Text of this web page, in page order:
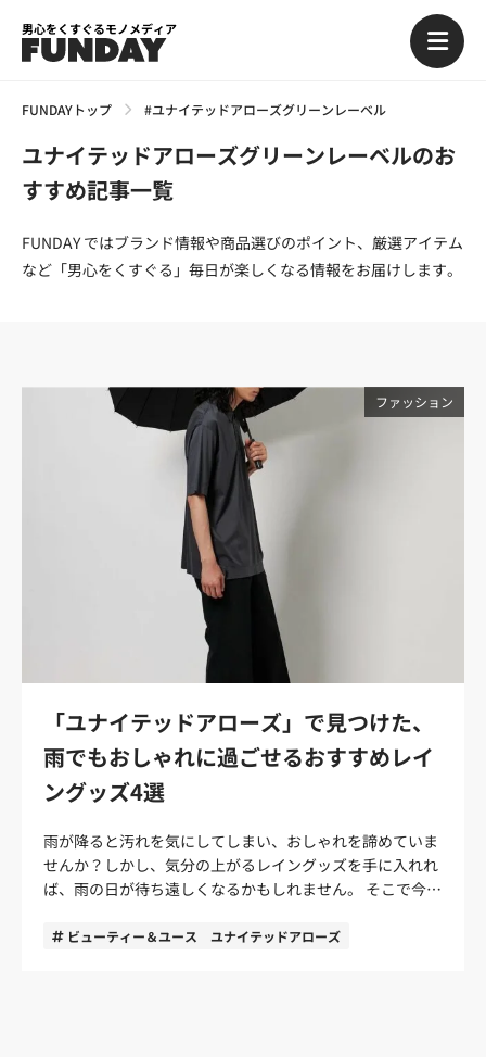
男心をくすぐるモノメディア
FUNDAYトップ #ユナイテッドアローズグリーンレーベル
ユナイテッドアローズグリーンレーベルのお
すすめ記事一覧
FUNDAY ではブランド情報や商品選びのポイント、厳選アイテム
など「男心をくすぐる」毎日が楽しくなる情報をお届けします。
ファッション
「ユナイテッドアローズ」で見つけた、
雨でもおしゃれに過ごせるおすすめレイ
ングッズ4選
雨が降ると汚れを気にしてしまい、おしゃれを諦めていま
せんか？しかし、気分の上がるレイングッズを手に入れれ
ば、雨の日が待ち遠しくなるかもしれません。 そこで今回
発信されているレイングッズを紹介しますので、ぜひ、雨
ビューティー＆ユース ユナイテッドアローズ